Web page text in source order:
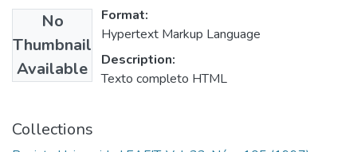
No
Thumbnail
Available
Format:
Hypertext Markup Language
Description:
Texto completo HTML
Collections